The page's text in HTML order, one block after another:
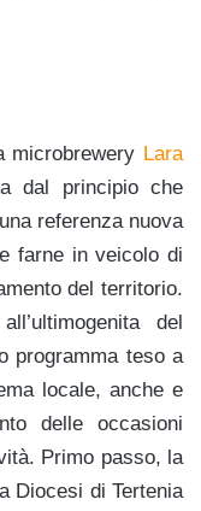
microbrewery Lara
dal principio che
referenza nuova
farne in veicolo di
del territorio.
del
programma teso a
locale, anche e
delle occasioni
Primo passo, la
Diocesi di Tertenia